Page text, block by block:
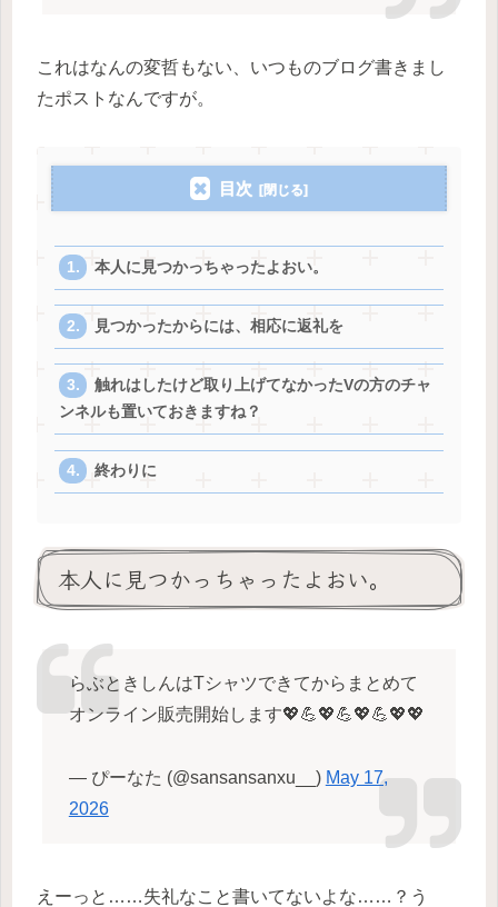
これはなんの変哲もない、いつものブログ書きまし
たポストなんですが。
目次
本人に見つかっちゃったよおい。
見つかったからには、相応に返礼を
触れはしたけど取り上げてなかったVの方のチャ
ンネルも置いておきますね？
終わりに
本人に見つかっちゃったよおい。
らぶときしんはTシャツできてからまとめて
オンライン販売開始します💖💪💖💪💖💪💖💖
— ぴーなた (@sansansanxu__) May 17,
2026
えーっと……失礼なこと書いてないよな……？う